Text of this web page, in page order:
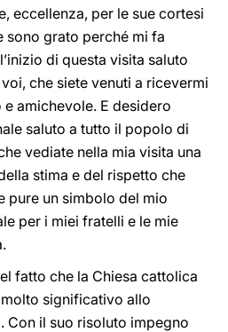
eccellenza, per le sue cortesi
sono grato perché mi fa
di questa visita saluto
che siete venuti a ricevermi
amichevole. E desidero
saluto a tutto il popolo di
vediate nella mia visita una
stima e del rispetto che
pure un simbolo del mio
per i miei fratelli e le mie
fatto che la Chiesa cattolica
significativo allo
Con il suo risoluto impegno